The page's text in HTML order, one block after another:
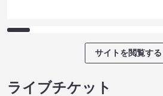
サイトを閲覧する
ライブチケット